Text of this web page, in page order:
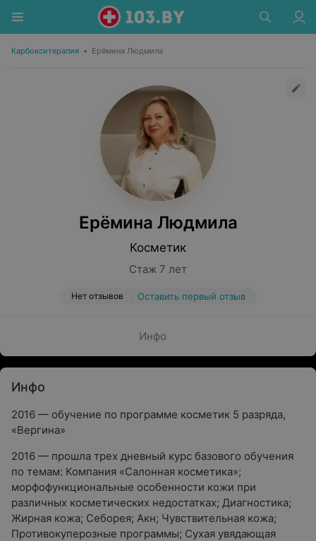
Карбокситерапия • Ерёмина Людмила
Ерёмина Людмила
Косметик
Стаж 7 лет
Нет отзывов Оставить первый отзыв
Инфо
Инфо
2016 — обучение по программе косметик 5 разряда,
«Вергина»
2016 — прошла трех дневный курс базового обучения
по темам: Компания «Салонная косметика»;
морфофункциональные особенности кожи при
различных косметических недостатках; Диагностика;
Жирная кожа; Себорея; Акн; Чувствительная кожа;
Противокуперозные программы; Сухая увядающая